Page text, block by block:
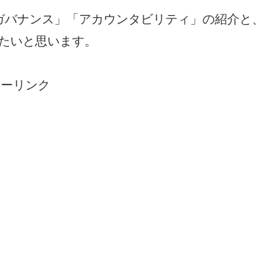
ナンス」「アカウンタビリティ」の紹介と、
いと思います。
リンク